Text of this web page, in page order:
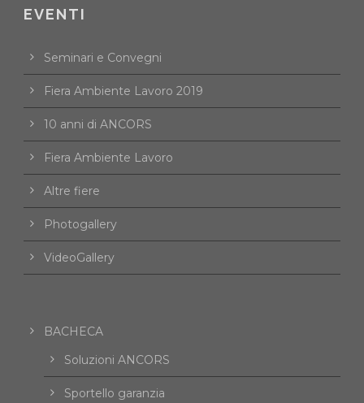
EVENTI
Seminari e Convegni
Fiera Ambiente Lavoro 2019
10 anni di ANCORS
Fiera Ambiente Lavoro
Altre fiere
Photogallery
VideoGallery
BACHECA
Soluzioni ANCORS
Sportello garanzia